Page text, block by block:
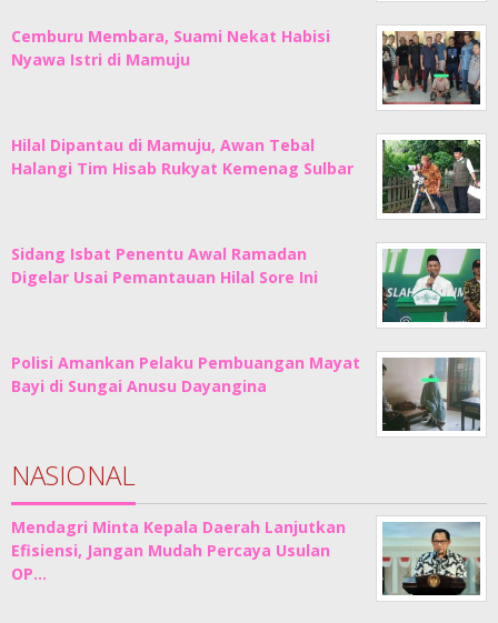
Cemburu Membara, Suami Nekat Habisi
Nyawa Istri di Mamuju
Hilal Dipantau di Mamuju, Awan Tebal
Halangi Tim Hisab Rukyat Kemenag Sulbar
Sidang Isbat Penentu Awal Ramadan
Digelar Usai Pemantauan Hilal Sore Ini
Polisi Amankan Pelaku Pembuangan Mayat
Bayi di Sungai Anusu Dayangina
NASIONAL
Mendagri Minta Kepala Daerah Lanjutkan
Efisiensi, Jangan Mudah Percaya Usulan
OP…